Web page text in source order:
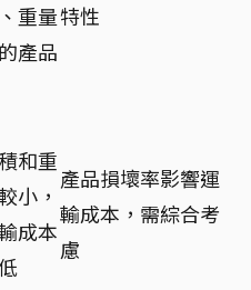
重量
產品
特性
和重
小，
成本
產品損壞率影響運
輸成本，需綜合考
慮